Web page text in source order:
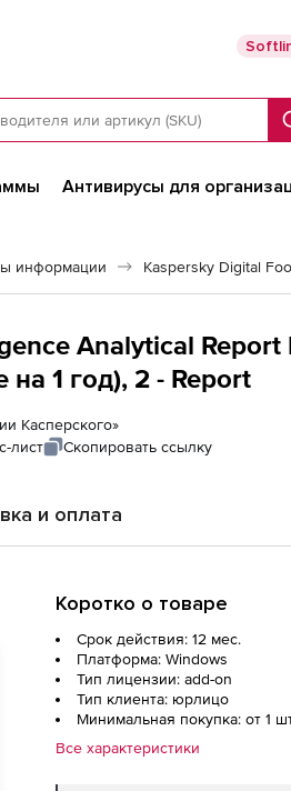
Антивирусы для
информации Kaspersky Digital
Analytical Report
1 год), 2 - Report
Касперского»
лист Скопировать ссылку
и оплата
Коротко о товаре
Срок действия: 12 мес.
Платформа: Windows
Тип лицензии: add-on
Тип клиента: юрлицо
Минимальная покупка: от 1
Все характеристики